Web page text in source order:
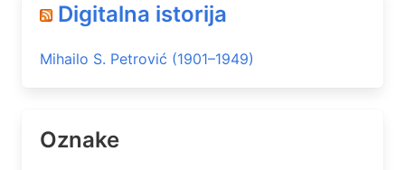
Digitalna istorija
Mihailo S. Petrović (1901–1949)
Oznake